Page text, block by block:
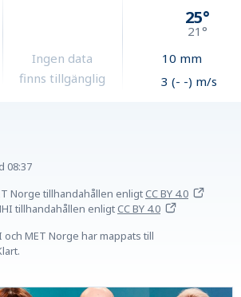
Ingen data
finns tillgänglig
25°
21°
10 mm
3 (- -) m/s
08:37
Norge tillhandahållen enligtCC BY 4.0
tillhandahållen enligtCC BY 4.0
MET Norge har mappats till